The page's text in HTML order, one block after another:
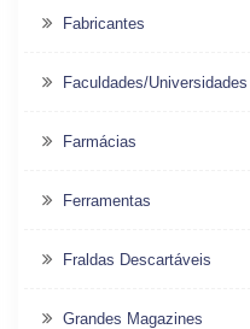
Fabricantes
Faculdades/Universidades
Farmácias
Ferramentas
Fraldas Descartáveis
Grandes Magazines